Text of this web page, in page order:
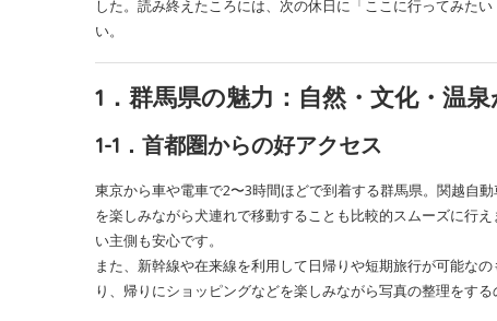
した。読み終えたころには、次の休日に「ここに行ってみた
い。
1．群馬県の魅力：自然・文化・温
1-1．首都圏からの好アクセス
東京から車や電車で2〜3時間ほどで到着する群馬県。関越自
を楽しみながら犬連れで移動することも比較的スムーズに行
い主側も安心です。
また、新幹線や在来線を利用して日帰りや短期旅行が可能な
り、帰りにショッピングなどを楽しみながら写真の整理をする